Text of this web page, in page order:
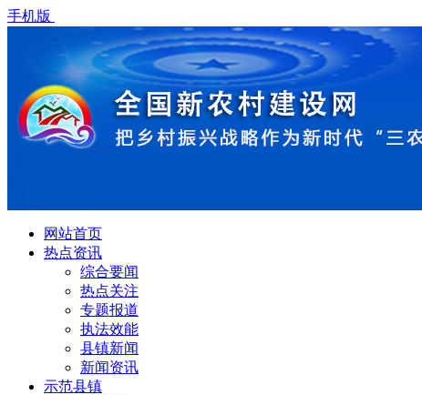
手机版
网站首页
热点资讯
综合要闻
热点关注
专题报道
执法效能
县镇新闻
新闻资讯
示范县镇